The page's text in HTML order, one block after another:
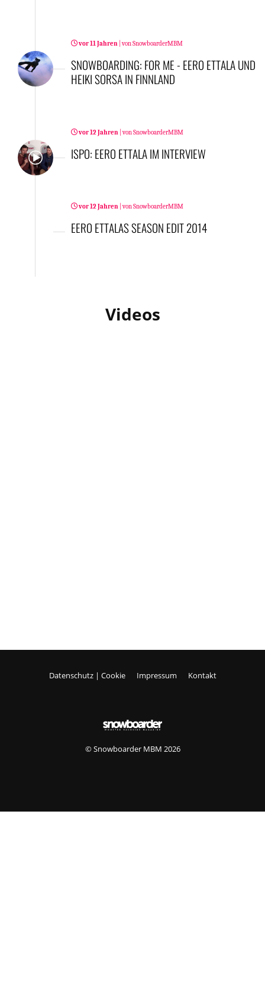
vor 11 Jahren |vonSnowboarderMBM
SNOWBOARDING: FOR ME - EERO ETTALA UND
HEIKI SORSA IN FINNLAND
vor 12 Jahren |vonSnowboarderMBM
ISPO: EERO ETTALA IM INTERVIEW
vor 12 Jahren |vonSnowboarderMBM
EERO ETTALAS SEASON EDIT 2014
Videos
Datenschutz | Cookie Impressum Kontakt
© Snowboarder MBM 2026